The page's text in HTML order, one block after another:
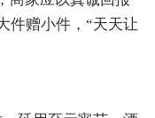
件赠小件，“天天让